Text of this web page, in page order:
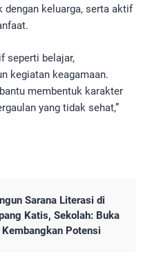
dengan keluarga, serta aktif
seperti belajar,
kegiatan keagamaan.
membentuk karakter
yang tidak sehat,”
Sarana Literasi di
Katis, Sekolah: Buka
Potensi